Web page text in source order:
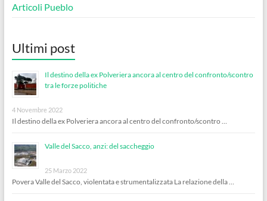
Articoli Pueblo
Ultimi post
Il destino della ex Polveriera ancora al centro del confronto/scontro
tra le forze politiche
4 Novembre 2022
Il destino della ex Polveriera ancora al centro del confronto/scontro …
Valle del Sacco, anzi: del saccheggio
25 Marzo 2022
Povera Valle del Sacco, violentata e strumentalizzata La relazione della …